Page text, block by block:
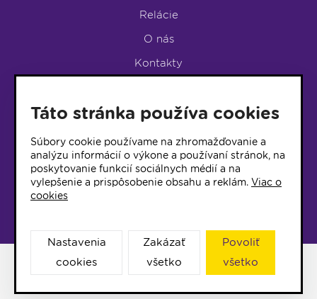
Relácie
O nás
Kontakty
LUMEN KLUB
LUMEN KLUB PRIHLÁŠKA
© 2017 Rádio Lumen, Všetky práva vyhradené
Facebook
Táto stránka používa cookies
Súbory cookie používame na zhromažďovanie a
analýzu informácií o výkone a používaní stránok, na
poskytovanie funkcií sociálnych médií a na
vylepšenie a prispôsobenie obsahu a reklám. Viac o
cookies
Nastavenia
cookies
Zakázať
všetko
Povoliť
všetko